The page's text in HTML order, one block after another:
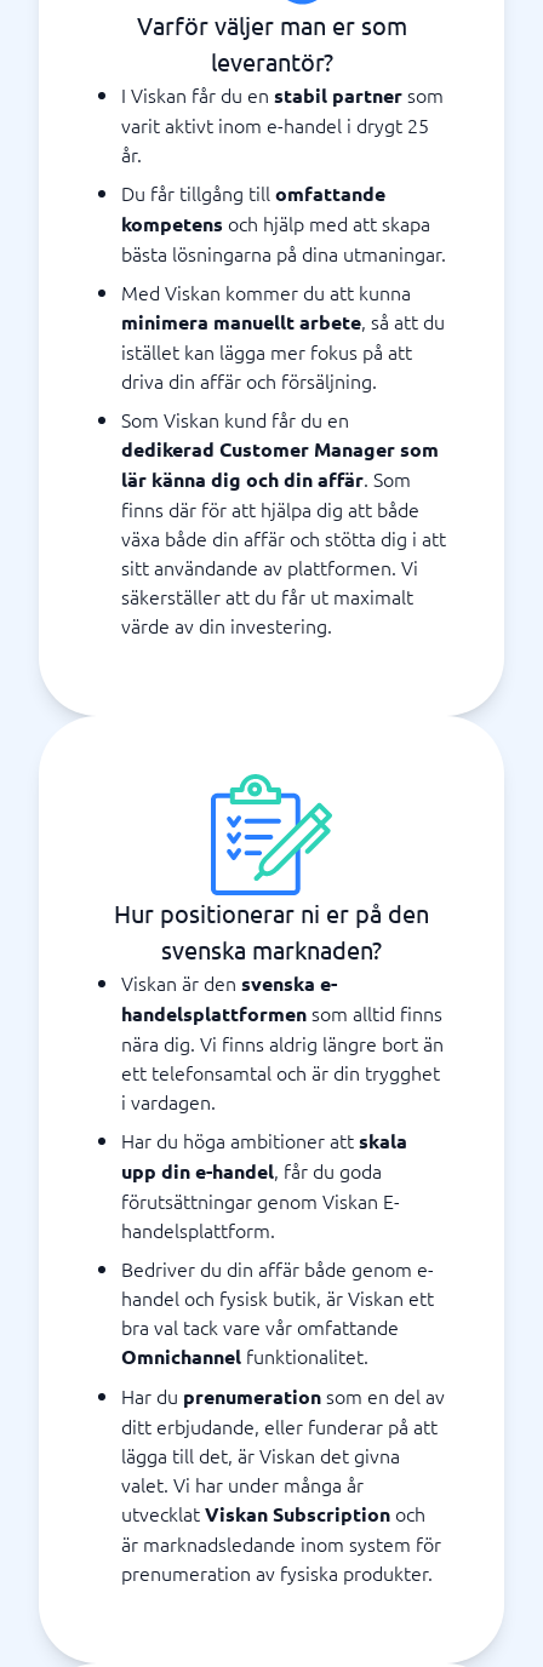
Varför väljer man er som
leverantör?
I Viskan får du en stabil partnersom
varit aktivt inom e-handel i drygt 25
år.
Du får tillgång till omfattande
kompetens och hjälp med att skapa
bästa lösningarna på dina utmaningar.
Med Viskan kommer du att kunna
minimera manuellt arbete, så att du
istället kan lägga mer fokus på att
driva din affär och försäljning.
Som Viskan kund får du en
dedikerad Customer Manager som
lär känna dig och din affär. Som
finns där för att hjälpa dig att både
växa både din affär och stötta dig i att
sitt användande av plattformen. Vi
säkerställer att du får ut maximalt
värde av din investering.
Hur positionerar ni er på den
svenska marknaden?
Viskan är den svenska e-
handelsplattformensom alltid finns
nära dig. Vi finns aldrig längre bort än
ett telefonsamtal och är din trygghet
i vardagen.
Har du höga ambitioner attskala
upp din e-handel, får du goda
förutsättningar genom Viskan E-
handelsplattform.
Bedriver du din affär både genom e-
handel och fysisk butik, är Viskan ett
bra val tack vare vår omfattande
Omnichannel funktionalitet.
Har du prenumerationsom en del av
ditt erbjudande, eller funderar på att
lägga till det, är Viskan det givna
valet. Vi har under många år
utvecklatViskan Subscription och
är marknadsledande inom system för
prenumeration av fysiska produkter.